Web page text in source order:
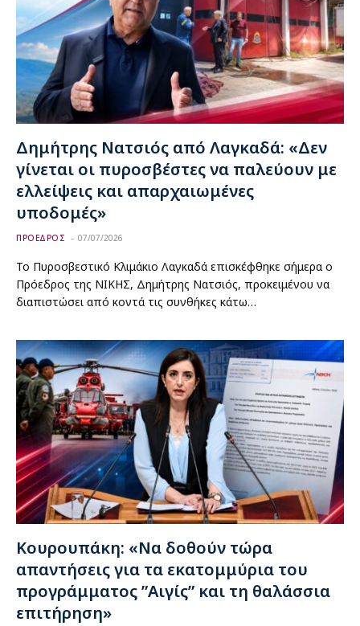
Δημήτρης Νατσιός από Λαγκαδά: «Δεν
γίνεται οι πυροσβέστες να παλεύουν με
ελλείψεις και απαρχαιωμένες
υποδομές»
ΠΡΟΕΔΡΟΣ 07/07/2026
Το Πυροσβεστικό Κλιμάκιο Λαγκαδά επισκέφθηκε σήμερα ο
Πρόεδρος της ΝΙΚΗΣ, Δημήτρης Νατσιός, προκειμένου να
διαπιστώσει από κοντά τις συνθήκες κάτω…
Κουρουπάκη: «Να δοθούν τώρα
απαντήσεις για τα εκατομμύρια του
προγράμματος ”Αιγίς” και τη θαλάσσια
επιτήρηση»